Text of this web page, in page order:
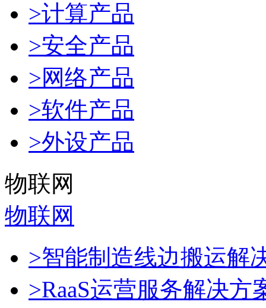
>计算产品
>安全产品
>网络产品
>软件产品
>外设产品
物联网
物联网
>智能制造线边搬运解
>RaaS运营服务解决方